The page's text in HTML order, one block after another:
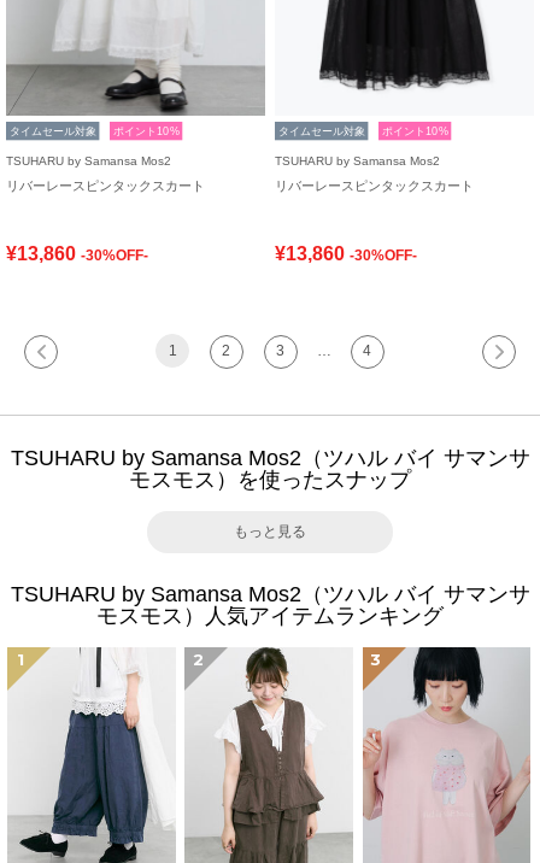
タイムセール対象 ポイント10%
TSUHARU by Samansa Mos2
リバーレースピンタックスカート
¥13,860 -30%OFF-
タイムセール対象 ポイント10%
TSUHARU by Samansa Mos2
リバーレースピンタックスカート
¥13,860 -30%OFF-
1 2 3 4
TSUHARU by Samansa Mos2（ツハル バイ サマンサ
モスモス）を使ったスナップ
もっと見る
TSUHARU by Samansa Mos2（ツハル バイ サマンサ
モスモス）人気アイテムランキング
1 2 3